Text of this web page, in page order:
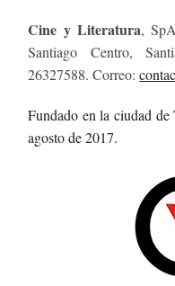
Cine y Literatura,
Santiago Centro,
26327588. Correo:
Fundado en la ciudad
agosto de 2017.